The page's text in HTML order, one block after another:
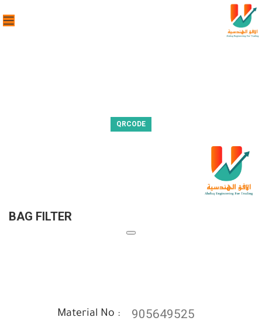
QRCODE
BAG FILTER
Material No : 905649525